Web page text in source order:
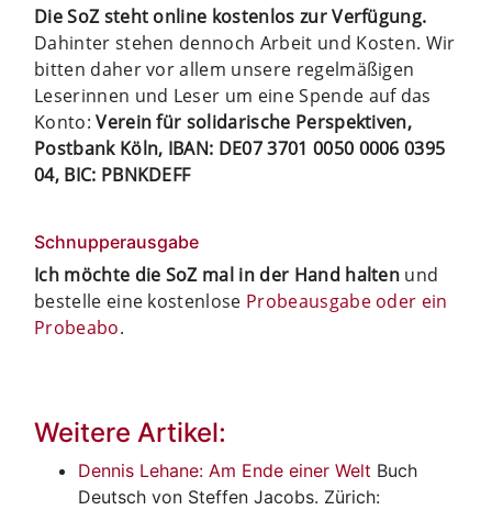
Die SoZ steht online kostenlos zur Verfügung.
Dahinter stehen dennoch Arbeit und Kosten. Wir
bitten daher vor allem unsere regelmäßigen
Leserinnen und Leser um eine Spende auf das
Konto:Verein für solidarische Perspektiven,
Postbank Köln, IBAN: DE07 3701 0050 0006 0395
04, BIC: PBNKDEFF
Schnupperausgabe
Ich möchte die SoZ mal in der Hand halten und
bestelle eine kostenlose Probeausgabe oder ein
Probeabo.
Weitere Artikel:
Dennis Lehane: Am Ende einer Welt Buch
Deutsch von Steffen Jacobs. Zürich: